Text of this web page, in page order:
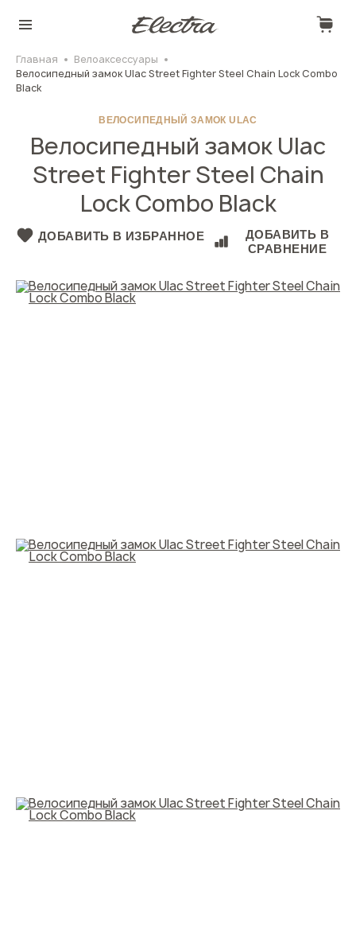
Главная
Велоаксессуары
Велосипедный замок Ulac Street Fighter Steel Chain Lock Combo
Black
ВЕЛОСИПЕДНЫЙ ЗАМОК ULAC
Велосипедный замок Ulac
Street Fighter Steel Chain
Lock Combo Black
ДОБАВИТЬ В ИЗБРАННОЕ
ДОБАВИТЬ В
СРАВНЕНИЕ